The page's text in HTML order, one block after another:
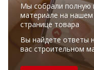
Мы собрали
материале на нашем
странице товара
Вы найдете ответы
вас строительном